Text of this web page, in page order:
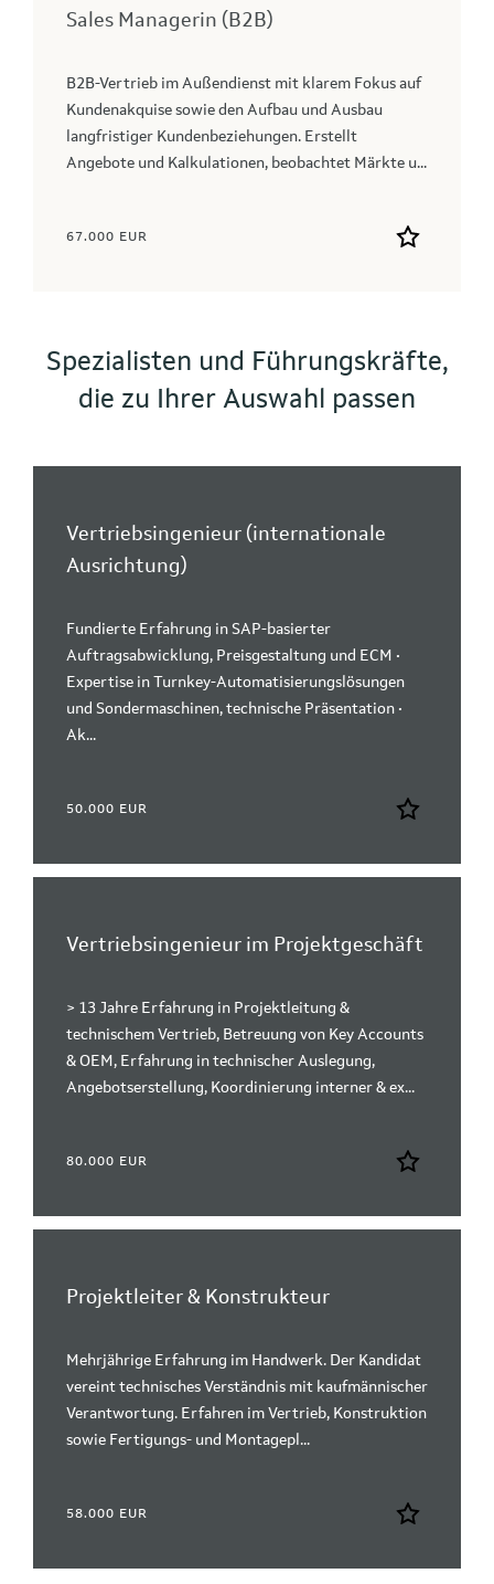
Sales Managerin (B2B)
B2B‑Vertrieb im Außendienst mit klarem Fokus auf
Kundenakquise sowie den Aufbau und Ausbau
langfristiger Kundenbeziehungen. Erstellt
Angebote und Kalkulationen, beobachtet Märkte u...
67.000 EUR
Spezialisten und Führungskräfte,
die zu Ihrer Auswahl passen
Vertriebsingenieur (internationale
Ausrichtung)
Fundierte Erfahrung in SAP-basierter
Auftragsabwicklung, Preisgestaltung und ECM •
Expertise in Turnkey-Automatisierungslösungen
und Sondermaschinen, technische Präsentation •
Ak...
50.000 EUR
Vertriebsingenieur im Projektgeschäft
> 13 Jahre Erfahrung in Projektleitung &
technischem Vertrieb, Betreuung von Key Accounts
& OEM, Erfahrung in technischer Auslegung,
Angebotserstellung, Koordinierung interner & ex...
80.000 EUR
Projektleiter & Konstrukteur
Mehrjährige Erfahrung im Handwerk. Der Kandidat
vereint technisches Verständnis mit kaufmännischer
Verantwortung. Erfahren im Vertrieb, Konstruktion
sowie Fertigungs- und Montagepl...
58.000 EUR